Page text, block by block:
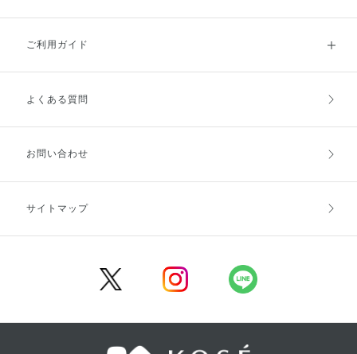
ご利用ガイド
ご利用ガイドトップ
お支払方法
キャンセル・返品・交換
よくある質問
お問い合わせ
サイトマップ